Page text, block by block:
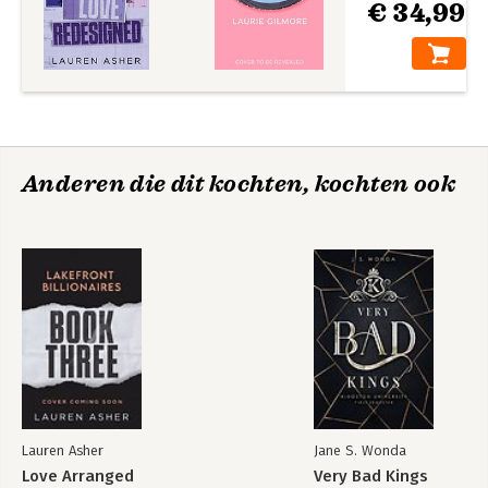
€ 34,99
Anderen die dit kochten, kochten ook
Lauren Asher
Love Arranged
Jane S. Wonda
Very Bad Kings